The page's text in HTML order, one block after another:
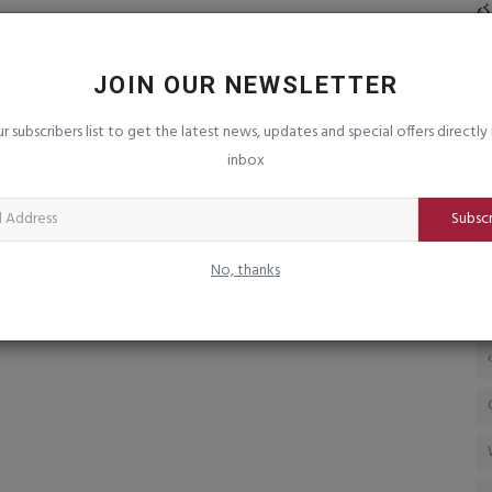
JOIN OUR NEWSLETTER
subscribers list to get the latest news, updates and special offers directly
inbox
No, thanks
સ્મૃતિ મંદાના પહેલી ભારતીય ક્રિકેટર જેની
saurashtrabhoomi Mar 10, 2026 0
લાઇવ ટીન્ટેડ કંપનીનાં...